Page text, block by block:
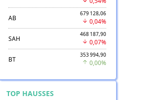
AB
679 128,06
0,04%
SAH
468 187,90
0,07%
BT
353 994,90
0,00%
TOP HAUSSES